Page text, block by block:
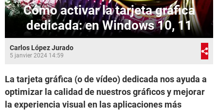
Cómo activar la tarjeta gráfica
dedicada: en Windows 10, 11
Carlos López Jurado
5 janvier 2024 14:59
La tarjeta gráfica (o de vídeo) dedicada nos ayuda a
optimizar la calidad de nuestros gráficos y mejorar
la experiencia visual en las aplicaciones más